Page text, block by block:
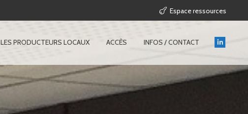
Espace ressources
LES PRODUCTEURS LOCAUX ACCÈS INFOS / CONTACT